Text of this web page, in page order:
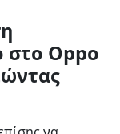
στο Oppo